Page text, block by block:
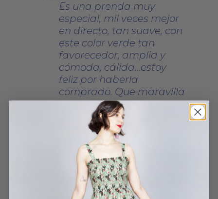
Es una prenda muy
especial, mil veces mejor
en directo, tan suave, con
este color verde tan
favorecedor, amplia y
cómoda, cálida...estoy
feliz por haberla
comprado. Que maravilla
CHAQUETA ROSE
SONIA
15 FEBRERO, 2023